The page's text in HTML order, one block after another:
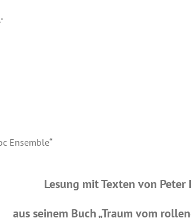
Ensemble“
Lesung mit Texten von Peter
aus seinem Buch „Traum vom